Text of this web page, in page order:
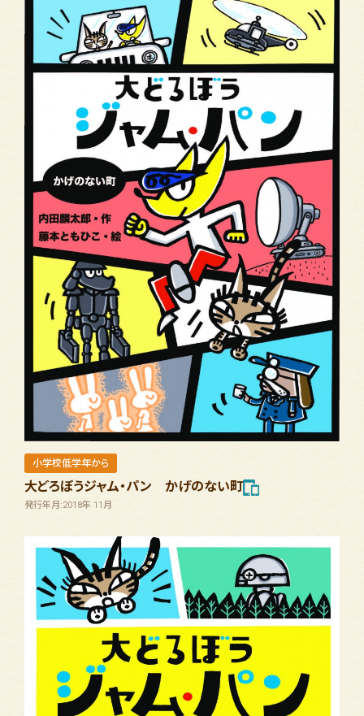
小学校低学年から
大どろぼうジャム・パン かげのない町
発行年月:2018年 11月